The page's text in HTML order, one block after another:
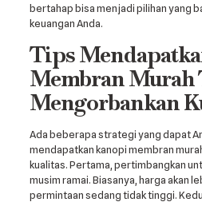
bertahap bisa menjadi pilihan yang
keuangan Anda.
Tips
Membran Murah
Mengorbankan
Ada beberapa strategi yang dapat
mendapatkan kanopi membran
kualitas. Pertama, pertimbangkan
musim ramai. Biasanya, harga akan
permintaan sedang tidak tinggi.